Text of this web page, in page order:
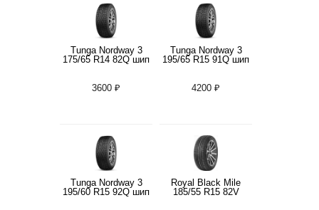
Tunga Nordway 3
175/65 R14 82Q шип
3600 ₽
Tunga Nordway 3
195/65 R15 91Q шип
4200 ₽
Tunga Nordway 3
195/60 R15 92Q шип
Royal Black Mile
185/55 R15 82V